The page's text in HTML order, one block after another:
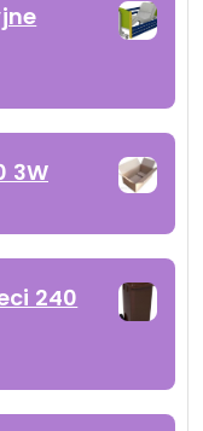
3W
240